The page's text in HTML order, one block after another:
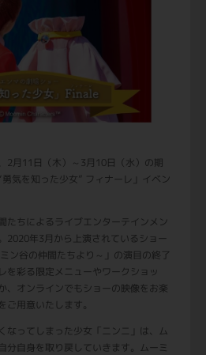
2月11日（木）～3月10日（水）の期
気を知った少女” フィナーレ」イベン
たちによるライブエンターテインメン
2020年3月から上演されているショー
ン谷の仲間たちより～」の演目の終了
を彩る限定メニューやワークショッ
、オンラインでもショーの映像をお楽
ご用意いたします。
なってしまった少女「ニンニ」は、ム
分自身を取り戻していきます。ムーミ